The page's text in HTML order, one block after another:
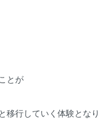
とが
移行していく体験となり